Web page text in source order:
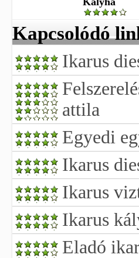
Kapcsolódó
Ikarus
attila
Egyedi
Ikarus
Ikarus
Ikarus
Eladó